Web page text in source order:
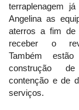
terraplenagem
Angelina as
aterros a fim de
receber o
Também
construção
contenção e de
serviços.